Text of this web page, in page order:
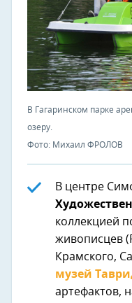
В Гагаринском парке
озеру.
Фото: Михаил ФРОЛОВ
В центре
коллекцией
живописцев
Крамского,
музей
артефактов,